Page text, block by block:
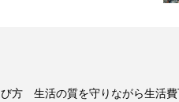
方 生活の質を守りながら生活